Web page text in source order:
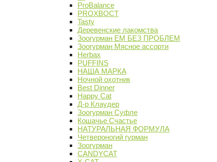
ProBalance
PROХВОСТ
Tasty
Деревенские лакомства
Зоогурман ЕМ БЕЗ ПРОБЛЕМ
Зоогурман Мясное ассорти
Herbax
PUFFINS
НАША МАРКА
Ночной охотник
Best Dinner
Happy Cat
Д-р Клаудер
Зоогурман Суфле
Кошачье Счастье
НАТУРАЛЬНАЯ ФОРМУЛА
Четвероногий гурман
Зоогурман
CANDYCAT